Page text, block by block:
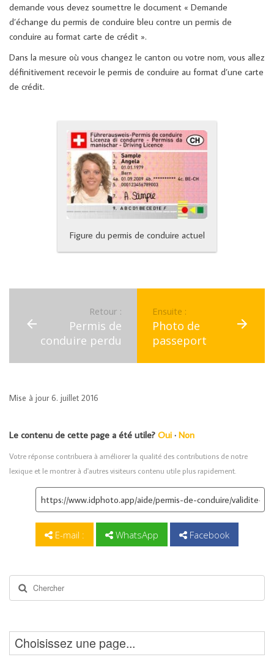
demande vous devez soumettre le document « Demande
d’échange du permis de conduire bleu contre un permis de
conduire au format carte de crédit ».
Dans la mesure où vous changez le canton ou votre nom, vous allez
définitivement recevoir le permis de conduire au format d’une carte
de crédit.
Figure du permis de conduire actuel
Retour :
Permis de
conduire perdu
Ensuite :
Photo de
passeport
Mise à jour 6. juillet 2016
Le contenu de cette page a été utile? Oui · Non
Votre réponse contribuera à améliorer la qualité des contributions de notre
lexique et le montrer à d'autres visiteurs contenu utile plus rapidement.
E-mail : WhatsApp Facebook
Rechercher